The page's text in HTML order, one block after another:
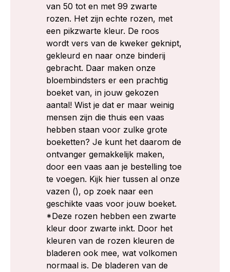
van 50 tot en met 99 zwarte
rozen. Het zijn echte rozen, met
een pikzwarte kleur. De roos
wordt vers van de kweker geknipt,
gekleurd en naar onze binderij
gebracht. Daar maken onze
bloembindsters er een prachtig
boeket van, in jouw gekozen
aantal! Wist je dat er maar weinig
mensen zijn die thuis een vaas
hebben staan voor zulke grote
boeketten? Je kunt het daarom de
ontvanger gemakkelijk maken,
door een vaas aan je bestelling toe
te voegen. Kijk hier tussen al onze
vazen (), op zoek naar een
geschikte vaas voor jouw boeket.
*Deze rozen hebben een zwarte
kleur door zwarte inkt. Door het
kleuren van de rozen kleuren de
bladeren ook mee, wat volkomen
normaal is. De bladeren van de